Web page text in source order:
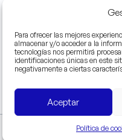
Para ofrecer las mejores
almacenar y/o acceder a la
tecnologías nos permitirá
identificaciones únicas en este
negativamente a ciertas
Aceptar
Política de
Síguenos en